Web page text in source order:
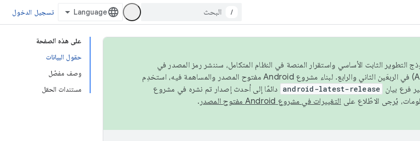
/ تسجيل الدخول
على هذه الصفحة
حقول البيانات
وصف مفصّل
مستندات الحقل
اتّساق نموذج التطوير الثابت الأساسي واستقرار المنصة في النظام المتكامل، سننشر رمز المصدر في
فرع بيان android-latest-release دائمًا إلى أحدث إصدار تم نشره في مشروع
التغييرات في مشروع Android مفتوح المصدر .